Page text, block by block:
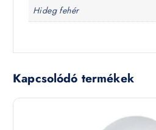
Hideg fehér
Kapcsolódó termékek